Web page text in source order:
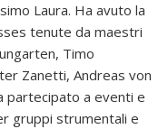
Laura. Ha avuto la
tenute da maestri
Timo
Zanetti, Andreas von
partecipato a eventi e
gruppi strumentali e